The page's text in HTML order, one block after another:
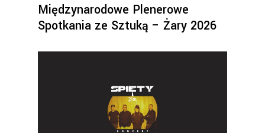
Międzynarodowe Plenerowe
Spotkania ze Sztuką – Żary 2026